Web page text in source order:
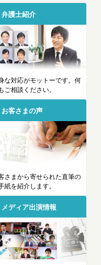
弁護士紹介
な対応がモットーです。何
ご相談ください。
お客さまの声
さまから寄せられた直筆の
紙を紹介します。
メディア出演情報